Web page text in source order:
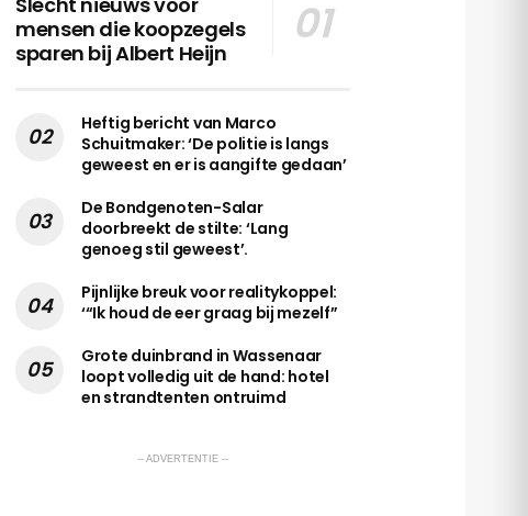
mensen die koopzegels
sparen bij Albert Heijn
Heftig bericht van Marco
Schuitmaker: ‘De politie is langs
geweest en er is aangifte gedaan’
De Bondgenoten-Salar
doorbreekt de stilte: ‘Lang
genoeg stil geweest’.
Pijnlijke breuk voor realitykoppel:
‘“Ik houd de eer graag bij mezelf”
Grote duinbrand in Wassenaar
loopt volledig uit de hand: hotel
en strandtenten ontruimd
-- ADVERTENTIE --